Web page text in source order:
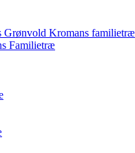
Grønvold Kromans familietræ
Familietræ